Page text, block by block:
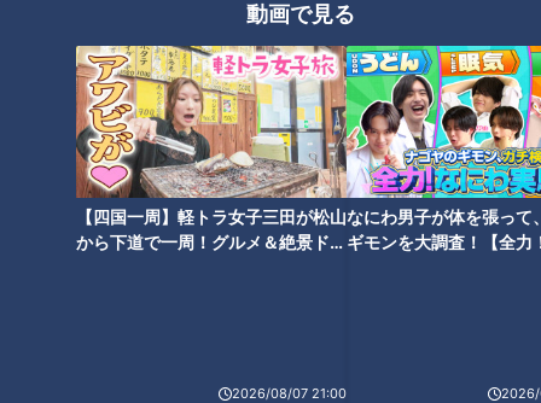
動画で見る
【四国一周】軽トラ女子三田が松山
から下道で一周！グルメ＆絶景ドラ
2026/08/07 21:00
なにわ男子が体を張って
ギモンを大調査！【全力
2026/
患者の生の声から学ぶ認知症 歳をとって気になる身体の変化